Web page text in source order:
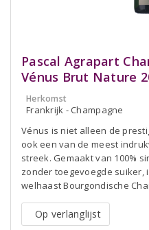
Pascal Agrapart
Vénus Brut Nature
Herkomst
Frankrijk - Champagne
Vénus is niet alleen de
ook een van de meest
streek. Gemaakt van 100%
zonder toegevoegde suiker,
welhaast Bourgondische
Op verlanglijst